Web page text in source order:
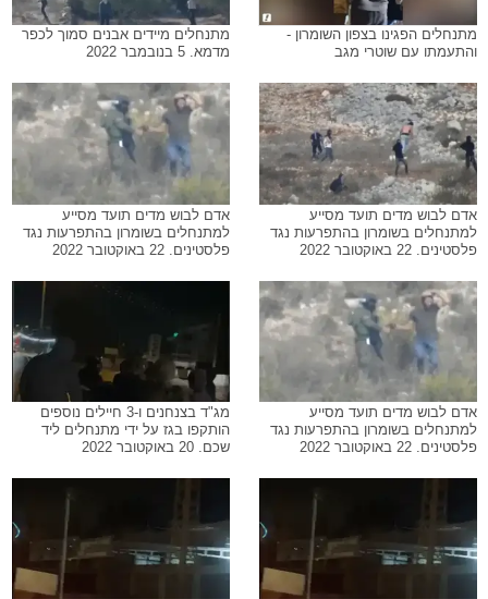
מתנחלים הפגינו בצפון השומרון -
והתעמתו עם שוטרי מגב
מתנחלים מיידים אבנים סמוך לכפר
מדמא. 5 בנובמבר 2022
אדם לבוש מדים תועד מסייע
למתנחלים בשומרון בהתפרעות נגד
פלסטינים. 22 באוקטובר 2022
אדם לבוש מדים תועד מסייע
למתנחלים בשומרון בהתפרעות נגד
פלסטינים. 22 באוקטובר 2022
אדם לבוש מדים תועד מסייע
למתנחלים בשומרון בהתפרעות נגד
פלסטינים. 22 באוקטובר 2022
מג"ד בצנחנים ו-3 חיילים נוספים
הותקפו בגז על ידי מתנחלים ליד
שכם. 20 באוקטובר 2022